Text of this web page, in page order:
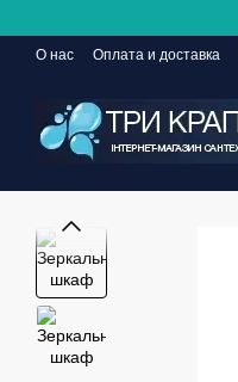
О нас Оплата и доставка